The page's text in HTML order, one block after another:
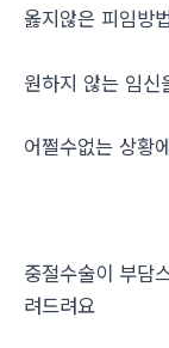
옳지않은 피임방
원하지 않는 임신
어쩔수없는 상황
중절수술이 부담
려드려요